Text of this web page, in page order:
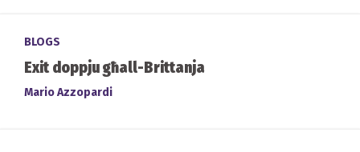
BLOGS
Exit doppju għall-Brittanja
Mario Azzopardi